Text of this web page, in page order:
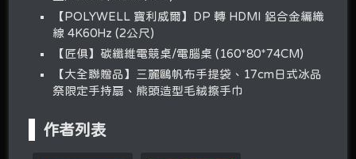
【POLYWELL 寶利威爾】DP 轉 HDMI 鋁合金編織
線 4K60Hz (2公尺)
【匠俱】碳纖維電競桌/電腦桌 (160*80*74CM)
【大全聯贈品】三麗鷗帆布手提袋、17cm日式冰品
祭限定手持扇、熊頭造型毛絨擦手巾
作者列表